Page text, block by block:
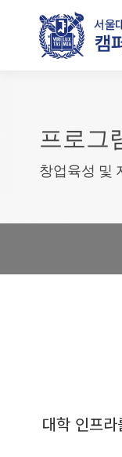
프로그
창업육성 및
대학 인프